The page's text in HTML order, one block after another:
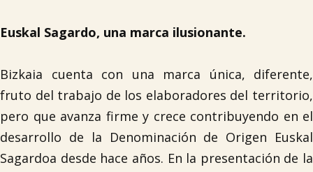
Euskal Sagardo, una marca ilusionante.
Bizkaia cuenta con una marca única, diferente,
fruto del trabajo de los elaboradores del territorio,
pero que avanza firme y crece contribuyendo en el
desarrollo de la Denominación de Origen Euskal
Sagardoa desde hace años. En la presentación de la